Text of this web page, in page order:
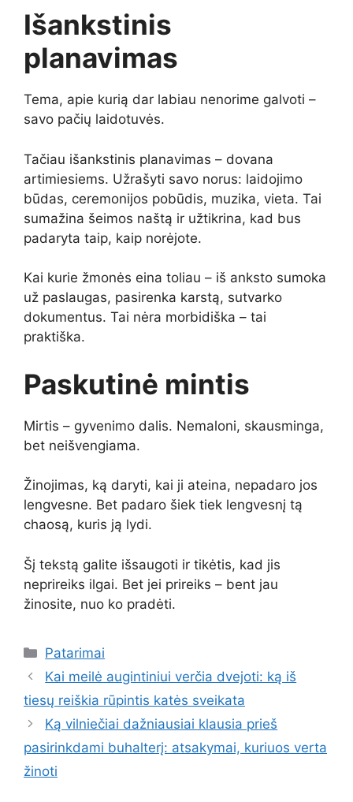
Išankstinis
planavimas
Tema, apie kurią dar labiau nenorime galvoti –
savo pačių laidotuvės.
Tačiau išankstinis planavimas – dovana
artimiesiems. Užrašyti savo norus: laidojimo
būdas, ceremonijos pobūdis, muzika, vieta. Tai
sumažina šeimos naštą ir užtikrina, kad bus
padaryta taip, kaip norėjote.
Kai kurie žmonės eina toliau – iš anksto sumoka
už paslaugas, pasirenka karstą, sutvarko
dokumentus. Tai nėra morbidiška – tai
praktiška.
Paskutinė mintis
Mirtis – gyvenimo dalis. Nemaloni, skausminga,
bet neišvengiama.
Žinojimas, ką daryti, kai ji ateina, nepadaro jos
lengvesne. Bet padaro šiek tiek lengvesnį tą
chaosą, kuris ją lydi.
Šį tekstą galite išsaugoti ir tikėtis, kad jis
neprireiks ilgai. Bet jei prireiks – bent jau
žinosite, nuo ko pradėti.
Kategorijos
Patarimai
Kai meilė augintiniui verčia dvejoti: ką iš
tiesų reiškia rūpintis katės sveikata
​​Ką vilniečiai dažniausiai klausia prieš
pasirinkdami buhalterį: atsakymai, kuriuos verta
žinoti